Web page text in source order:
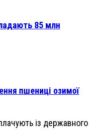
85 млн
пшениці озимої